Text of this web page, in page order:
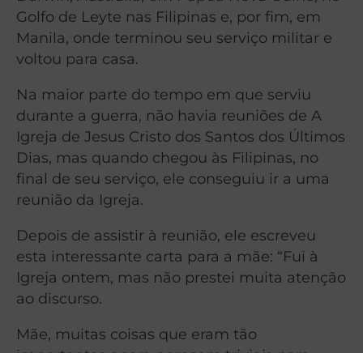
Golfo de Leyte nas Filipinas e, por fim, em
Manila, onde terminou seu serviço militar e
voltou para casa.
Na maior parte do tempo em que serviu
durante a guerra, não havia reuniões de A
Igreja de Jesus Cristo dos Santos dos Últimos
Dias, mas quando chegou às Filipinas, no
final de seu serviço, ele conseguiu ir a uma
reunião da Igreja.
Depois de assistir à reunião, ele escreveu
esta interessante carta para a mãe: “Fui à
Igreja ontem, mas não prestei muita atenção
ao discurso.
Mãe, muitas coisas que eram tão